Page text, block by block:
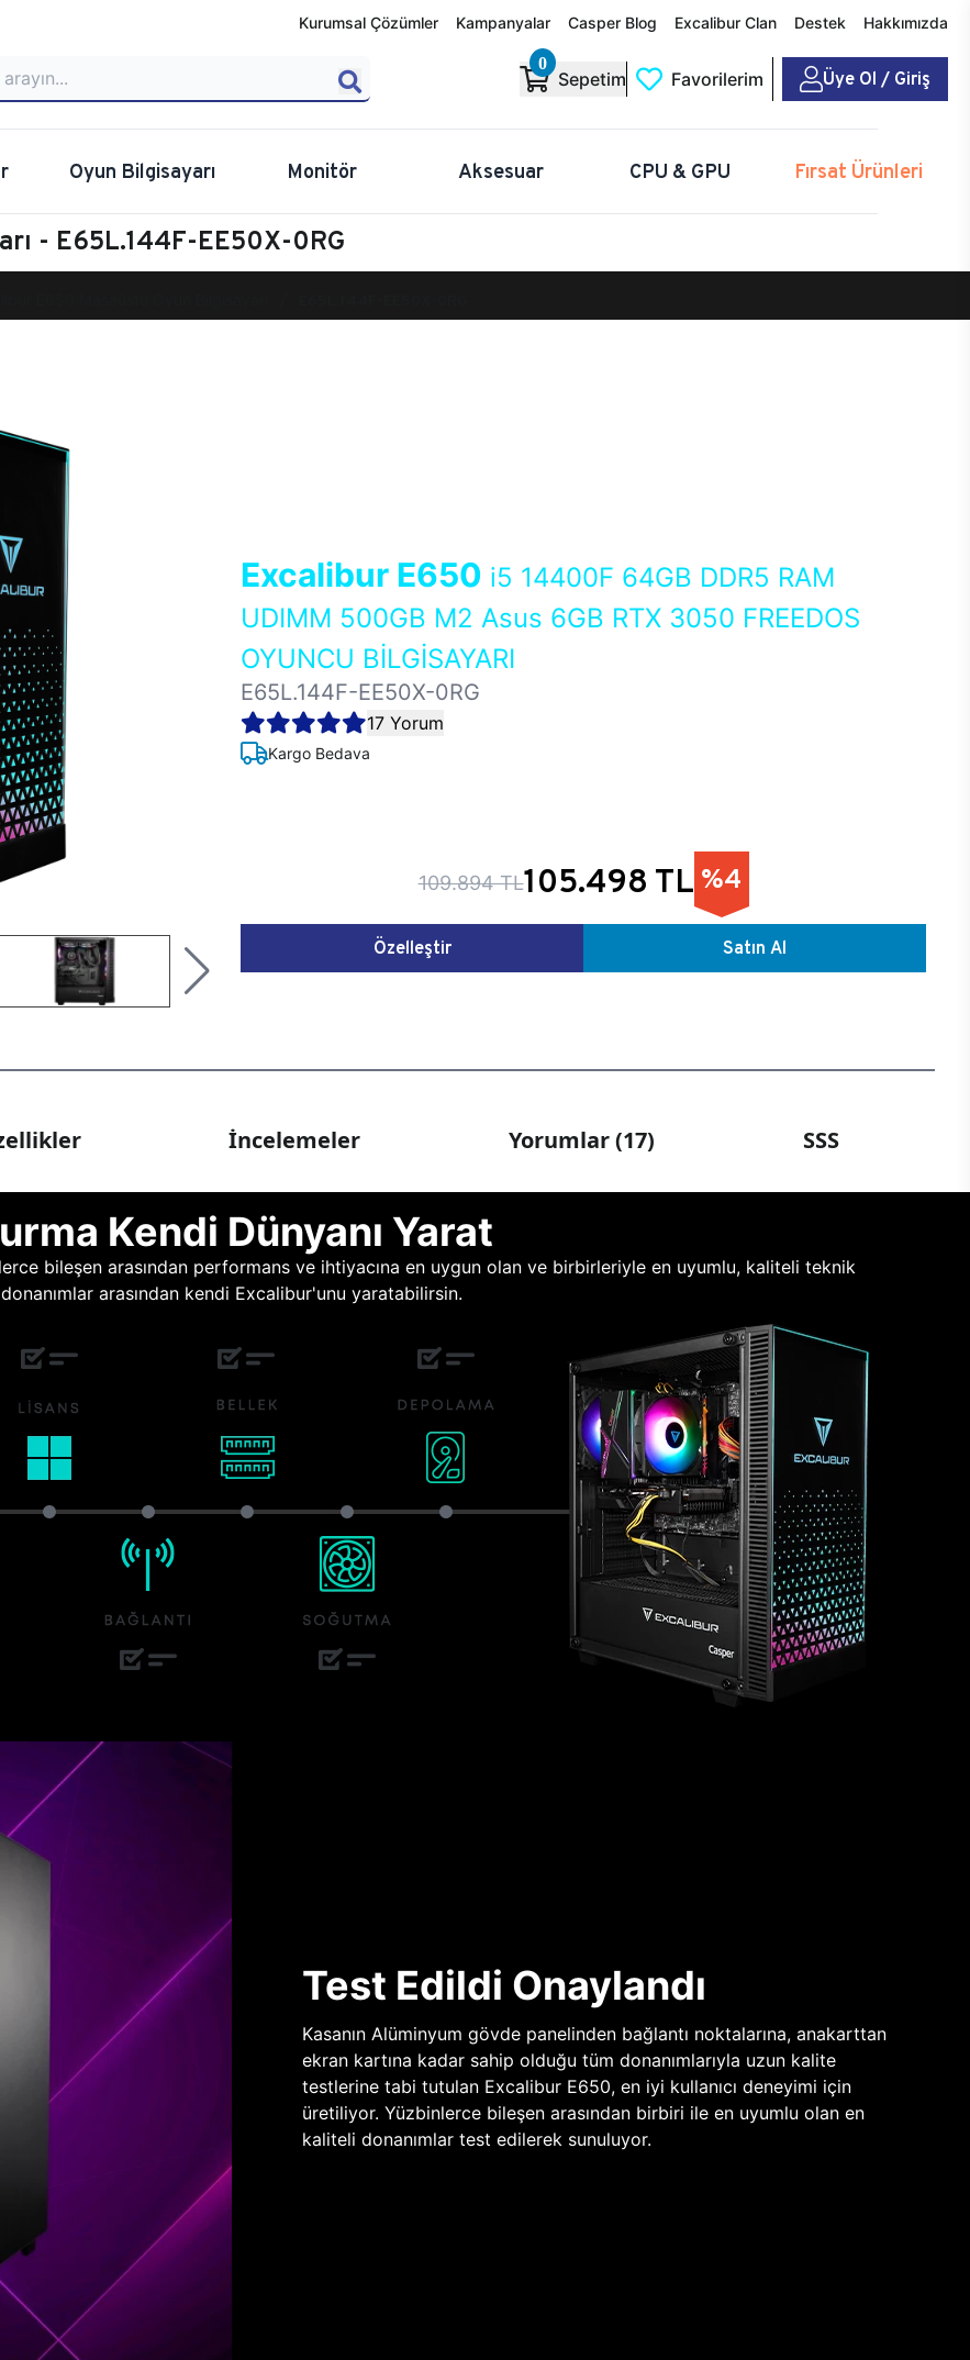
Kurumsal Çözümler Kampanyalar Casper Blog Excalibur Clan Destek Hakkımızda
0
Sepetim Favorilerim Üye Ol / Giriş
Oyun Bilgisayarı Monitör Aksesuar CPU & GPU Fırsat Ürünleri
- E65L.144F-EE50X-0RG
Excalibur E650 i5 14400F 64GB DDR5 RAM
UDIMM 500GB M2 Asus 6GB RTX 3050 FREEDOS
OYUNCU BİLGİSAYARI
E65L.144F-EE50X-0RG
17 Yorum
Kargo Bedava
109.894 TL105.498 TL %4
Özelleştir Satın Al
İncelemeler Yorumlar (17) SSS
Kendi Dünyanı Yarat
bileşen arasından performans ve ihtiyacına en uygun olan ve birbirleriyle en uyumlu, kaliteli teknik
donanımlar arasından kendi Excalibur'unu yaratabilirsin.
Test Edildi Onaylandı
Kasanın Alüminyum gövde panelinden bağlantı noktalarına, anakarttan
ekran kartına kadar sahip olduğu tüm donanımlarıyla uzun kalite
testlerine tabi tutulan Excalibur E650, en iyi kullanıcı deneyimi için
üretiliyor. Yüzbinlerce bileşen arasından birbiri ile en uyumlu olan en
kaliteli donanımlar test edilerek sunuluyor.